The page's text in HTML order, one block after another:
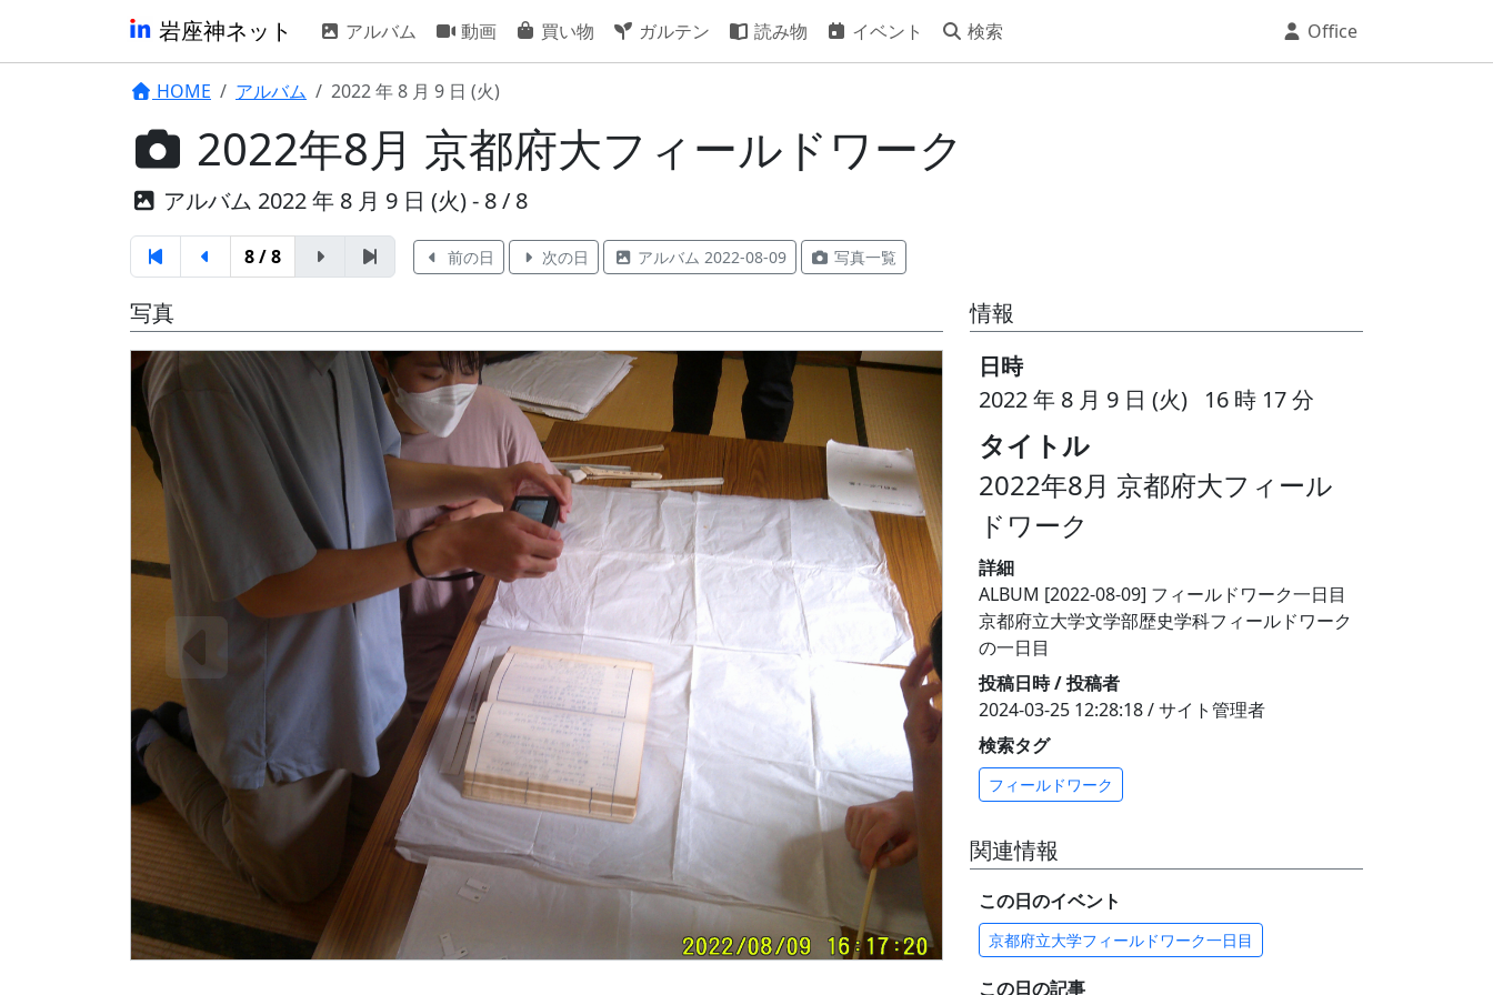
岩座神ネット アルバム 動画 買い物 ガルテン 読み物 イベント 検索 Office
HOME アルバム 2022 年 8 月 9 日 (火)
2022年8月 京都府大フィールドワーク
アルバム 2022 年 8 月 9 日 (火) - 8 / 8
8 / 8 前の日 次の日 アルバム 2022-08-09 写真一覧
写真
情報
日時
2022 年 8 月 9 日 (火) 16 時 17 分
タイトル
2022年8月 京都府大フィール
ドワーク
詳細
ALBUM [2022-08-09] フィールドワーク一日目
京都府立大学文学部歴史学科フィールドワーク
の一日目
投稿日時 / 投稿者
2024-03-25 12:28:18 / サイト管理者
検索タグ
フィールドワーク
関連情報
この日のイベント
京都府立大学フィールドワーク一日目
この日の記事